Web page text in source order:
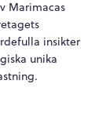
Marimacas
insikter
unika